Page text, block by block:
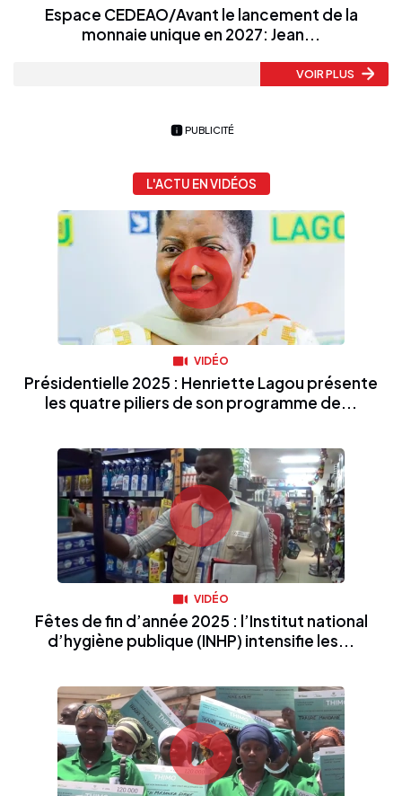
Espace CEDEAO/Avant le lancement de la
monnaie unique en 2027: Jean...
VOIR PLUS
PUBLICITÉ
L'ACTU EN VIDÉOS
VIDÉO
Présidentielle 2025 : Henriette Lagou présente
les quatre piliers de son programme de...
VIDÉO
Fêtes de fin d’année 2025 : l’Institut national
d’hygiène publique (INHP) intensifie les...